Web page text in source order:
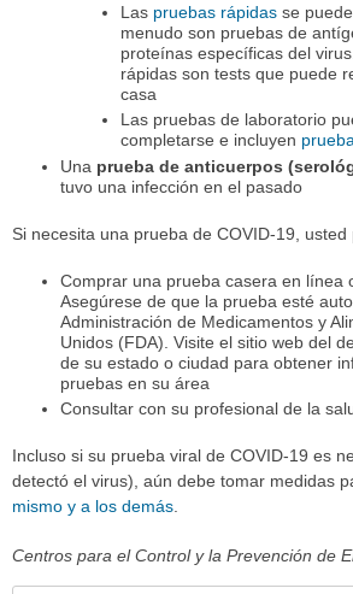
Las pruebas rápidasse
menudo son pruebas de
proteínas específicas del
rápidas son tests que puede
casa
Las pruebas de laboratorio
completarse e incluyen
Una prueba de anticuerpos
tuvo una infección en el pasado
Si necesita una prueba de COVID-19, usted
Comprar una prueba casera en línea
Asegúrese de que la prueba esté
Administración de Medicamentos y
Unidos (FDA). Visite el sitio web del
de su estado o ciudad para obtener
pruebas en su área
Consultar con su profesional de la
Incluso si su prueba viral de COVID-19 es
detectó el virus), aún debe tomar medidas
mismo y a los demás
Centros para el Control y la Prevención de